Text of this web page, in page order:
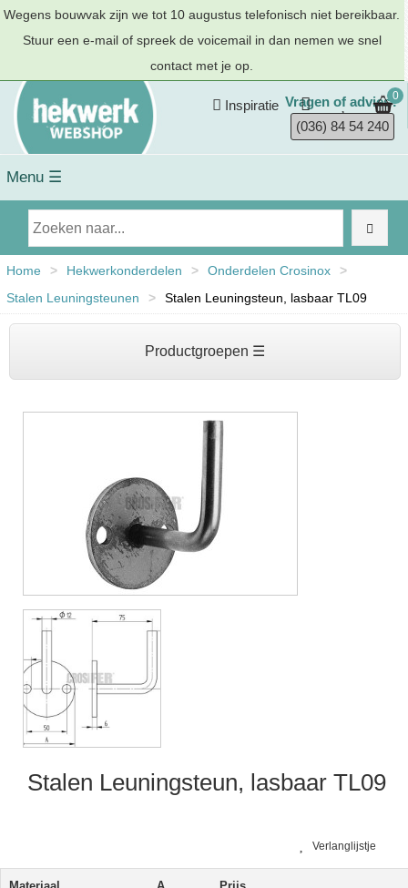
Wegens bouwvak zijn we tot 10 augustus telefonisch niet bereikbaar.
Stuur een e-mail of spreek de voicemail in dan nemen we snel
contact met je op.
Vragen of advies?
(036) 84 54 240
Menu ☰
Inspiratie
0
Home > Hekwerkonderdelen > Onderdelen Crosinox
>
Stalen Leuningsteunen
> Stalen Leuningsteun, lasbaar TL09
Productgroepen ☰
Stalen Leuningsteun, lasbaar TL09
Verlanglijstje